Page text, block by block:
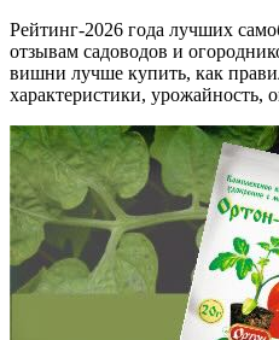
Рейтинг-2026 года лучших
отзывам садоводов и
вишни лучше купить, как
характеристики, урожайность,